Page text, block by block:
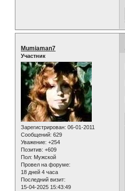
Mumiaman7
Участник
Зарегистрирован: 06-01-2011
Сообщений: 629
Уважение: +254
Позитив: +609
Пол: Мужской
Провел на форуме:
18 дней 4 часа
Последний визит:
15-04-2025 15:43:49